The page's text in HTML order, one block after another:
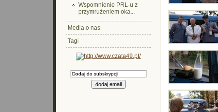
Wspomnienie PRL-u z
przymrużeniem oka...
Media o nas
Tagi